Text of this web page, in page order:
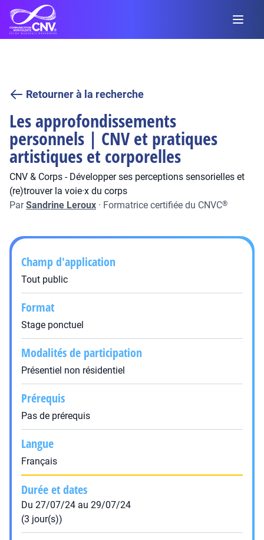
Retourner à la recherche
Les approfondissements
personnels | CNV et pratiques
artistiques et corporelles
CNV & Corps - Développer ses perceptions sensorielles et
(re)trouver la voie·x du corps
ParSandrine Leroux · Formatrice certifiée du CNVC®
Champ d'application
Tout public
Format
Stage ponctuel
Modalités de participation
Présentiel non résidentiel
Prérequis
Pas de prérequis
Langue
Français
Durée et dates
Du 27/07/24 au 29/07/24
(3 jour(s))